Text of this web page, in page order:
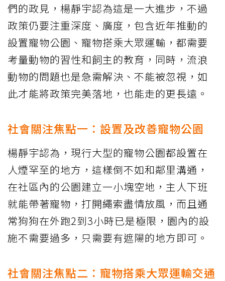
們的政見，楊靜宇認為這是一大進步，不過
政策仍要注重深度、廣度，包含近年推動的
設置寵物公園、寵物搭乘大眾運輸，都需要
考量動物的習性和飼主的教育，同時，流浪
動物的問題也是急需解決、不能被忽視，如
此才能將政策完美落地，也能走的更長遠。
社會關注焦點一：設置及改善寵物公園
楊靜宇認為，現行大型的寵物公園都設置在
人煙罕至的地方，這樣倒不如和鄰里溝通，
在社區內的公園建立一小塊空地，主人下班
就能帶著寵物，打開繩索盡情放風，而且通
常狗狗在外跑2到3小時已是極限，園內的設
施不需要過多，只需要有遮陽的地方即可。
社會關注焦點二：寵物搭乘大眾運輸交通